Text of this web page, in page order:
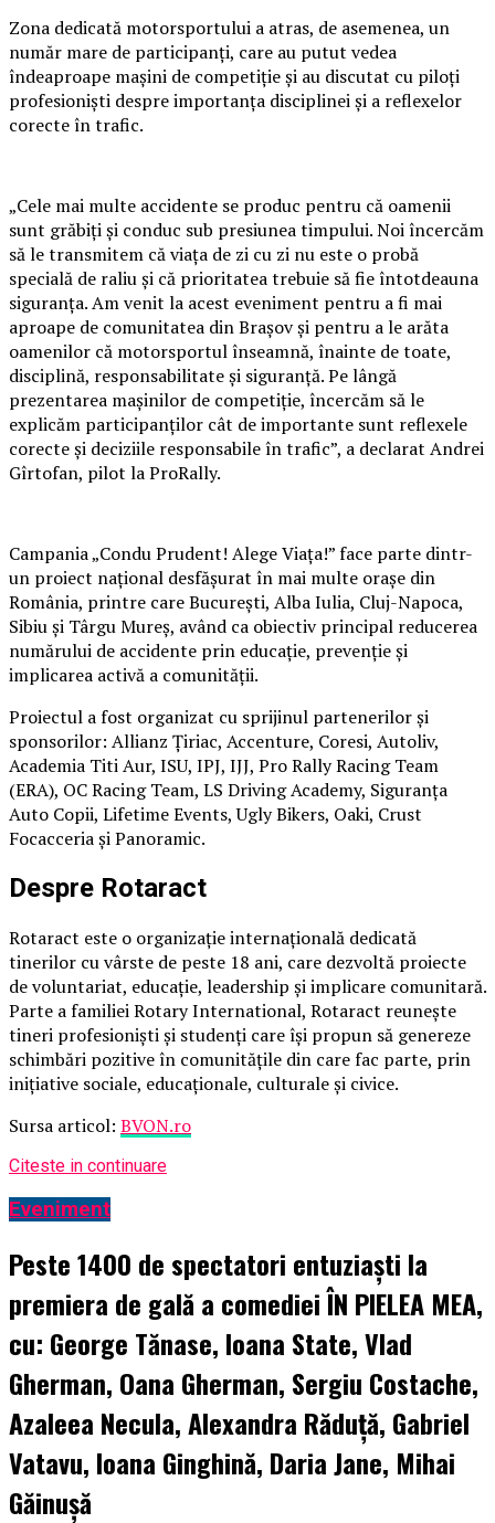
Zona dedicată motorsportului a atras, de asemenea, un
număr mare de participanți, care au putut vedea
îndeaproape mașini de competiție și au discutat cu piloți
profesioniști despre importanța disciplinei și a reflexelor
corecte în trafic.
„Cele mai multe accidente se produc pentru că oamenii
sunt grăbiți și conduc sub presiunea timpului. Noi încercăm
să le transmitem că viața de zi cu zi nu este o probă
specială de raliu și că prioritatea trebuie să fie întotdeauna
siguranța. Am venit la acest eveniment pentru a fi mai
aproape de comunitatea din Brașov și pentru a le arăta
oamenilor că motorsportul înseamnă, înainte de toate,
disciplină, responsabilitate și siguranță. Pe lângă
prezentarea mașinilor de competiție, încercăm să le
explicăm participanților cât de importante sunt reflexele
corecte și deciziile responsabile în trafic”, a declarat Andrei
Gîrtofan, pilot la ProRally.
Campania „Condu Prudent! Alege Viața!” face parte dintr-
un proiect național desfășurat în mai multe orașe din
România, printre care București, Alba Iulia, Cluj-Napoca,
Sibiu și Târgu Mureș, având ca obiectiv principal reducerea
numărului de accidente prin educație, prevenție și
implicarea activă a comunității.
Proiectul a fost organizat cu sprijinul partenerilor și
sponsorilor: Allianz Țiriac, Accenture, Coresi, Autoliv,
Academia Titi Aur, ISU, IPJ, IJJ, Pro Rally Racing Team
(ERA), OC Racing Team, LS Driving Academy, Siguranța
Auto Copii, Lifetime Events, Ugly Bikers, Oaki, Crust
Focacceria și Panoramic.
Despre Rotaract
Rotaract este o organizație internațională dedicată
tinerilor cu vârste de peste 18 ani, care dezvoltă proiecte
de voluntariat, educație, leadership și implicare comunitară.
Parte a familiei Rotary International, Rotaract reunește
tineri profesioniști și studenți care își propun să genereze
schimbări pozitive în comunitățile din care fac parte, prin
inițiative sociale, educaționale, culturale și civice.
Sursa articol: BVON.ro
Citeste in continuare
Eveniment
Peste 1400 de spectatori entuziaști la
premiera de gală a comediei ÎN PIELEA MEA,
cu: George Tănase, Ioana State, Vlad
Gherman, Oana Gherman, Sergiu Costache,
Azaleea Necula, Alexandra Răduță, Gabriel
Vatavu, Ioana Ginghină, Daria Jane, Mihai
Găinușă